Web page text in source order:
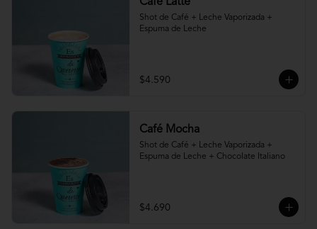
Shot de Café + Leche Vaporizada +
Espuma de Leche
$4.590
Café Mocha
Shot de Café + Leche Vaporizada +
Espuma de Leche + Chocolate Italiano
$4.690